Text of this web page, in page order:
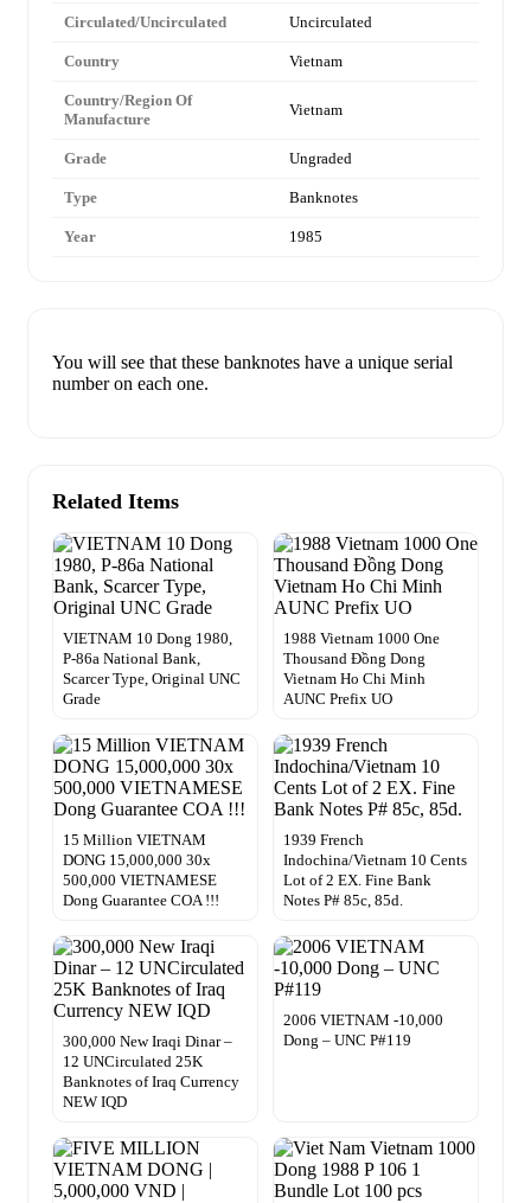
Circulated/Uncirculated Uncirculated
Country Vietnam
Country/Region Of
Manufacture
Vietnam
Grade Ungraded
Type Banknotes
Year 1985
You will see that these banknotes have a unique serial
number on each one.
Related Items
VIETNAM 10 Dong 1980,
P-86a National Bank,
Scarcer Type, Original UNC
Grade
1988 Vietnam 1000 One
Thousand Đồng Dong
Vietnam Ho Chi Minh
AUNC Prefix UO
15 Million VIETNAM
DONG 15,000,000 30x
500,000 VIETNAMESE
Dong Guarantee COA !!!
1939 French
Indochina/Vietnam 10 Cents
Lot of 2 EX. Fine Bank
Notes P# 85c, 85d.
300,000 New Iraqi Dinar –
12 UNCirculated 25K
Banknotes of Iraq Currency
NEW IQD
2006 VIETNAM -10,000
Dong – UNC P#119